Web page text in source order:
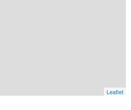
Leaflet